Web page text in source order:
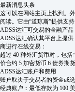
最新消息头条
这可以在网站主页上找到。
阅读。它由“道琼斯”提供支
ADSS达汇可交易的金融产品
ADSS达汇确认其平台上提
商进行在线交易：
超过 40 种外汇货币对，包
价合约 5 加密货币 6 债券期货
ADSS达汇账户和费用
账户取决于交易者的资金或选
经典账户：最低存款为 100